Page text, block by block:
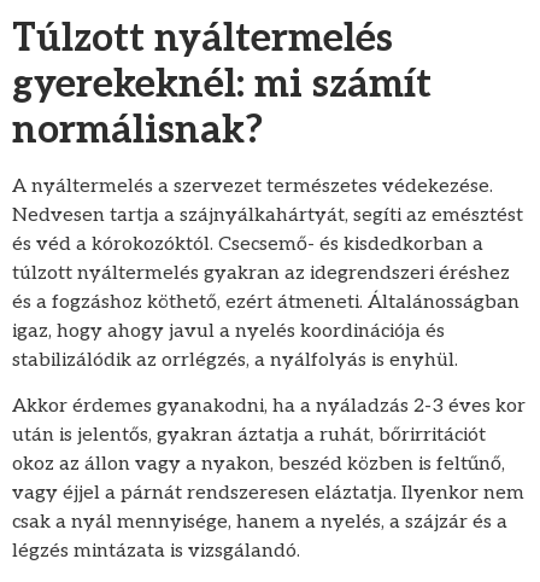
Túlzott nyáltermelés
gyerekeknél: mi számít
normálisnak?
A nyáltermelés a szervezet természetes védekezése.
Nedvesen tartja a szájnyálkahártyát, segíti az emésztést
és véd a kórokozóktól. Csecsemő- és kisdedkorban a
túlzott nyáltermelés gyakran az idegrendszeri éréshez
és a fogzáshoz köthető, ezért átmeneti. Általánosságban
igaz, hogy ahogy javul a nyelés koordinációja és
stabilizálódik az orrlégzés, a nyálfolyás is enyhül.
Akkor érdemes gyanakodni, ha a nyáladzás 2-3 éves kor
után is jelentős, gyakran áztatja a ruhát, bőrirritációt
okoz az állon vagy a nyakon, beszéd közben is feltűnő,
vagy éjjel a párnát rendszeresen eláztatja. Ilyenkor nem
csak a nyál mennyisége, hanem a nyelés, a szájzár és a
légzés mintázata is vizsgálandó.